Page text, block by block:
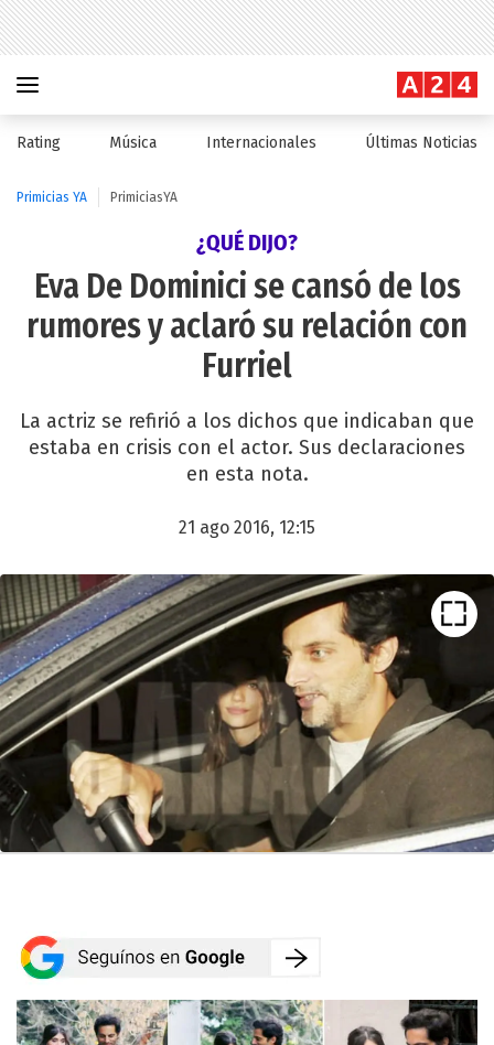
Rating Música Internacionales Últimas Noticias
Primicias YA PrimiciasYA
¿QUÉ DIJO?
Eva De Dominici se cansó de los
rumores y aclaró su relación con
Furriel
La actriz se refirió a los dichos que indicaban que
estaba en crisis con el actor. Sus declaraciones
en esta nota.
21 ago 2016, 12:15